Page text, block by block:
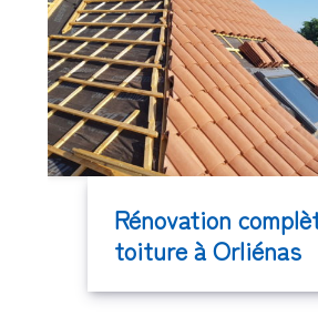
Rénovation
toiture à Orliénas